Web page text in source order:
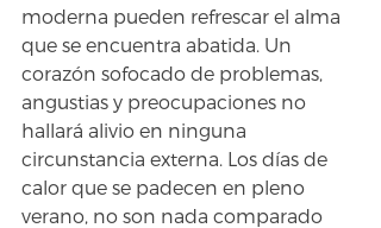
moderna pueden refrescar el alma
que se encuentra abatida. Un
corazón sofocado de problemas,
angustias y preocupaciones no
hallará alivio en ninguna
circunstancia externa. Los días de
calor que se padecen en pleno
verano, no son nada comparado